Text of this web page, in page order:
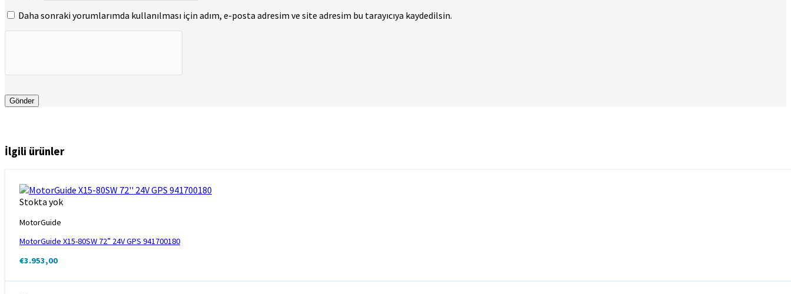
Daha sonraki yorumlarımda kullanılması için adım, e-posta adresim ve site adresim bu tarayıcıya kaydedilsin.
İlgili ürünler
Stokta yok
MotorGuide
MotorGuide X15-80SW 72” 24V GPS 941700180
€3.953,00